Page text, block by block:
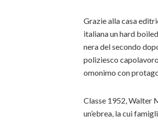
Grazie alla casa
italiana un hard
nera del secondo
poliziesco
omonimo con
Classe 1952, Walter
un’ebrea, la cui